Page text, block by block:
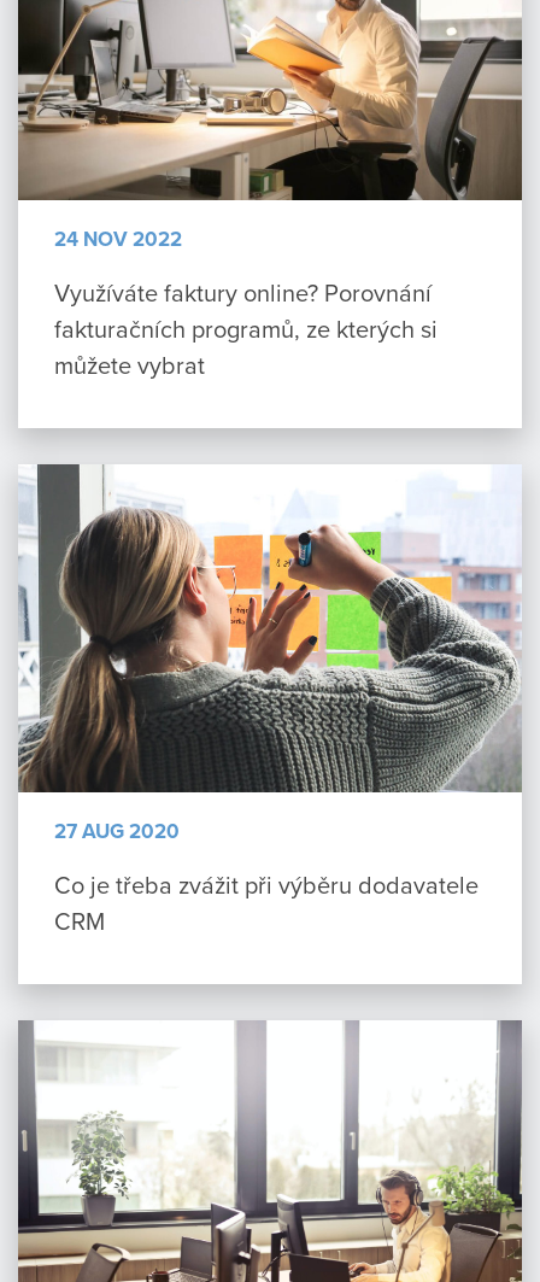
24 NOV 2022
Využíváte faktury online? Porovnání
fakturačních programů, ze kterých si
můžete vybrat
27 AUG 2020
Co je třeba zvážit při výběru dodavatele
CRM